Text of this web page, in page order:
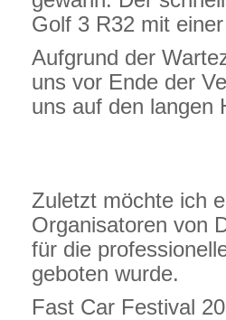
Golf 3 R32 mit
Aufgrund der
uns vor Ende der
uns auf den langen
Zuletzt möchte ich
Organisatoren von
für die
geboten wurde.
Fast Car Festival